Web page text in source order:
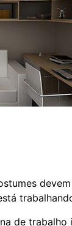
de trabalho